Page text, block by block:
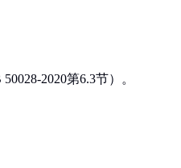
2020第6.3节）。